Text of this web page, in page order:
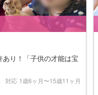
あり！「子供の才能は宝
対応 1歳6ヶ月〜15歳11ヶ月